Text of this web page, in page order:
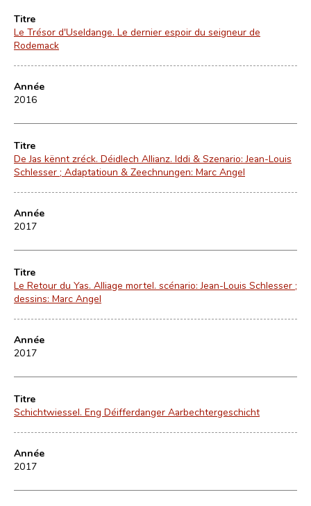
Titre
Le Trésor d'Useldange. Le dernier espoir du seigneur de
Rodemack
Année
2016
Titre
De Jas kënnt zréck. Déidlech Allianz. Iddi & Szenario: Jean-Louis
Schlesser ; Adaptatioun & Zeechnungen: Marc Angel
Année
2017
Titre
Le Retour du Yas. Alliage mortel. scénario: Jean-Louis Schlesser ;
dessins: Marc Angel
Année
2017
Titre
Schichtwiessel. Eng Déifferdanger Aarbechtergeschicht
Année
2017